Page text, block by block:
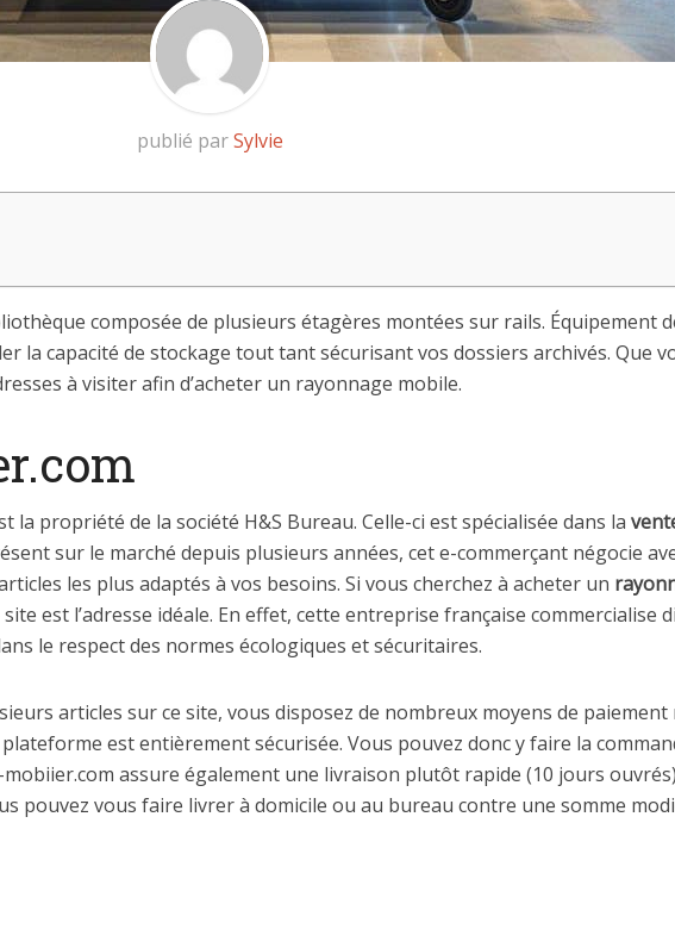
publié parSylvie
composée de plusieurs étagères montées sur rails. Équipement
la capacité de stockage tout tant sécurisant vos dossiers archivés. Que
à visiter afin d’acheter un rayonnage mobile.
propriété de la société H&S Bureau. Celle-ci est spécialisée dans la
sur le marché depuis plusieurs années, cet e-commerçant négocie
les plus adaptés à vos besoins. Si vous cherchez à acheter un
est l’adresse idéale. En effet, cette entreprise française commercialise
le respect des normes écologiques et sécuritaires.
articles sur ce site, vous disposez de nombreux moyens de
est entièrement sécurisée. Vous pouvez donc y faire la
assure également une livraison plutôt rapide (10 jours
pouvez vous faire livrer à domicile ou au bureau contre une somme